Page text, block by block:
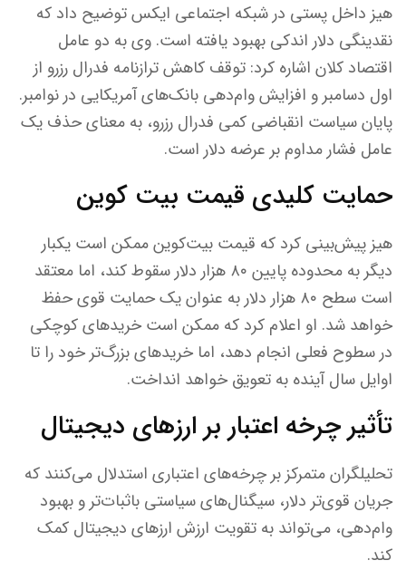
هیز داخل پستی در شبکه اجتماعی ایکس توضیح داد که
نقدینگی دلار اندکی بهبود یافته است. وی به دو عامل
اقتصاد کلان اشاره کرد: توقف کاهش ترازنامه فدرال رزرو از
اول دسامبر و افزایش وام‌دهی بانک‌های آمریکایی در نوامبر.
پایان سیاست انقباضی کمی فدرال رزرو، به معنای حذف یک
عامل فشار مداوم بر عرضه دلار است.
حمایت کلیدی قیمت بیت کوین
هیز پیش‌بینی کرد که قیمت بیت‌کوین ممکن است یکبار
دیگر به محدوده پایین ۸۰ هزار دلار سقوط کند، اما معتقد
است سطح ۸۰ هزار دلار به عنوان یک حمایت قوی حفظ
خواهد شد. او اعلام کرد که ممکن است خریدهای کوچکی
در سطوح فعلی انجام دهد، اما خریدهای بزرگ‌تر خود را تا
اوایل سال آینده به تعویق خواهد انداخت.
تأثیر چرخه اعتبار بر ارزهای دیجیتال
تحلیلگران متمرکز بر چرخه‌های اعتباری استدلال می‌کنند که
جریان قوی‌تر دلار، سیگنال‌های سیاستی باثبات‌تر و بهبود
وام‌دهی، می‌تواند به تقویت ارزش ارزهای دیجیتال کمک
کند.